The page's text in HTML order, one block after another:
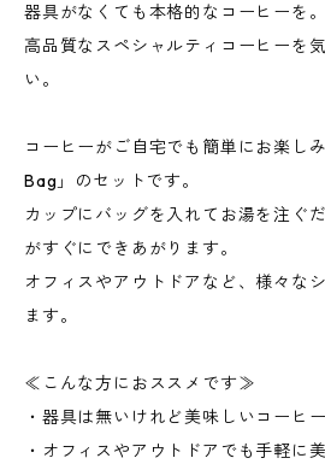
器具がなくても本格的なコーヒーを。
高品質なスペシャルティコーヒーを
い。
コーヒーがご自宅でも簡単にお楽し
Bag」のセットです。
カップにバッグを入れてお湯を注ぐ
がすぐにできあがります。
オフィスやアウトドアなど、様々な
ます。
≪こんな方におススメです≫
・器具は無いけれど美味しいコーヒ
・オフィスやアウトドアでも手軽に